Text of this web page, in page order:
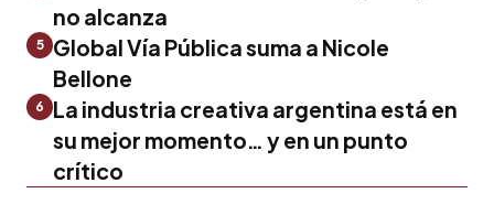
no alcanza
5
Global Vía Pública suma a Nicole
Bellone
6
La industria creativa argentina está en
su mejor momento… y en un punto
crítico